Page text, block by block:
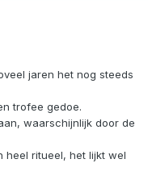
jaren het nog steeds
trofee gedoe.
waarschijnlijk door de
heel ritueel, het lijkt wel